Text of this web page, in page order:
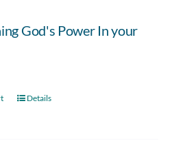
God's Power In your
Details